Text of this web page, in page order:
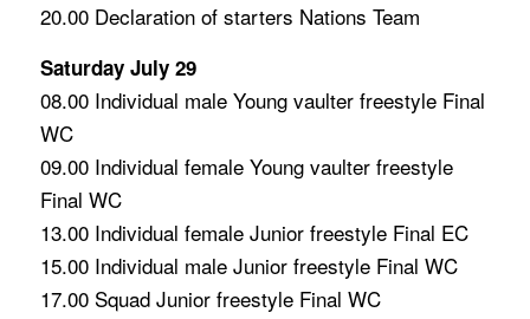
20.00 Declaration of starters Nations Team
Saturday July 29
08.00 Individual male Young vaulter freestyle Final
WC
09.00 Individual female Young vaulter freestyle
Final WC
13.00 Individual female Junior freestyle Final EC
15.00 Individual male Junior freestyle Final WC
17.00 Squad Junior freestyle Final WC